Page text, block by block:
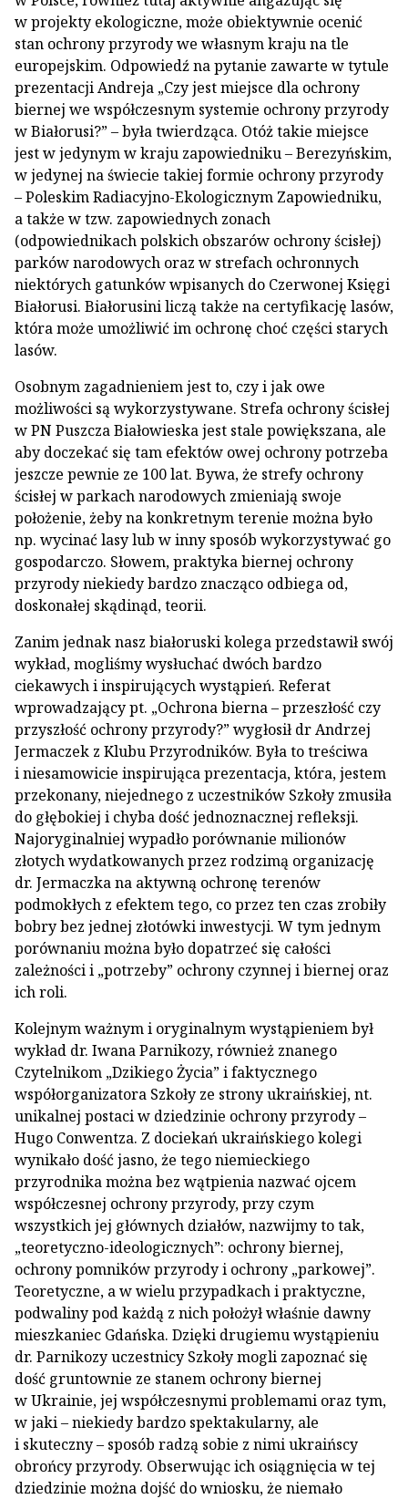
w projekty ekologiczne, może obiektywnie ocenić
stan ochrony przyrody we własnym kraju na tle
europejskim. Odpowiedź na pytanie zawarte w tytule
prezentacji Andreja „Czy jest miejsce dla ochrony
biernej we współczesnym systemie ochrony przyrody
w Białorusi?” – była twierdząca. Otóż takie miejsce
jest w jedynym w kraju zapowiedniku – Berezyńskim,
w jedynej na świecie takiej formie ochrony przyrody
– Poleskim Radiacyjno-Ekologicznym Zapowiedniku,
a także w tzw. zapowiednych zonach
(odpowiednikach polskich obszarów ochrony ścisłej)
parków narodowych oraz w strefach ochronnych
niektórych gatunków wpisanych do Czerwonej Księgi
Białorusi. Białorusini liczą także na certyfikację lasów,
która może umożliwić im ochronę choć części starych
lasów.
Osobnym zagadnieniem jest to, czy i jak owe
możliwości są wykorzystywane. Strefa ochrony ścisłej
w PN Puszcza Białowieska jest stale powiększana, ale
aby doczekać się tam efektów owej ochrony potrzeba
jeszcze pewnie ze 100 lat. Bywa, że strefy ochrony
ścisłej w parkach narodowych zmieniają swoje
położenie, żeby na konkretnym terenie można było
np. wycinać lasy lub w inny sposób wykorzystywać go
gospodarczo. Słowem, praktyka biernej ochrony
przyrody niekiedy bardzo znacząco odbiega od,
doskonałej skądinąd, teorii.
Zanim jednak nasz białoruski kolega przedstawił swój
wykład, mogliśmy wysłuchać dwóch bardzo
ciekawych i inspirujących wystąpień. Referat
wprowadzający pt. „Ochrona bierna – przeszłość czy
przyszłość ochrony przyrody?” wygłosił dr Andrzej
Jermaczek z Klubu Przyrodników. Była to treściwa
i niesamowicie inspirująca prezentacja, która, jestem
przekonany, niejednego z uczestników Szkoły zmusiła
do głębokiej i chyba dość jednoznacznej refleksji.
Najoryginalniej wypadło porównanie milionów
złotych wydatkowanych przez rodzimą organizację
dr. Jermaczka na aktywną ochronę terenów
podmokłych z efektem tego, co przez ten czas zrobiły
bobry bez jednej złotówki inwestycji. W tym jednym
porównaniu można było dopatrzeć się całości
zależności i „potrzeby” ochrony czynnej i biernej oraz
ich roli.
Kolejnym ważnym i oryginalnym wystąpieniem był
wykład dr. Iwana Parnikozy, również znanego
Czytelnikom „Dzikiego Życia” i faktycznego
współorganizatora Szkoły ze strony ukraińskiej, nt.
unikalnej postaci w dziedzinie ochrony przyrody –
Hugo Conwentza. Z dociekań ukraińskiego kolegi
wynikało dość jasno, że tego niemieckiego
przyrodnika można bez wątpienia nazwać ojcem
współczesnej ochrony przyrody, przy czym
wszystkich jej głównych działów, nazwijmy to tak,
„teoretyczno-ideologicznych”: ochrony biernej,
ochrony pomników przyrody i ochrony „parkowej”.
Teoretyczne, a w wielu przypadkach i praktyczne,
podwaliny pod każdą z nich położył właśnie dawny
mieszkaniec Gdańska. Dzięki drugiemu wystąpieniu
dr. Parnikozy uczestnicy Szkoły mogli zapoznać się
dość gruntownie ze stanem ochrony biernej
w Ukrainie, jej współczesnymi problemami oraz tym,
w jaki – niekiedy bardzo spektakularny, ale
i skuteczny – sposób radzą sobie z nimi ukraińscy
obrońcy przyrody. Obserwując ich osiągnięcia w tej
dziedzinie można dojść do wniosku, że niemało